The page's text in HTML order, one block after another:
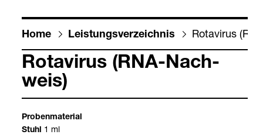
Home Leis­tungs­ver­zeich­nis Rota­vi­rus
Rota­vi­rus (RNA-​Nach­
weis)
Pro­ben­ma­te­rial
Stuhl 1 ml